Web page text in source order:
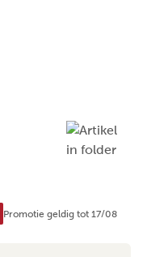
Promotie geldig tot 17/08